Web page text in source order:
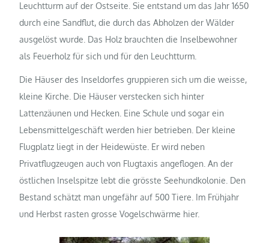
Leuchtturm auf der Ostseite. Sie entstand um das Jahr 1650
durch eine Sandflut, die durch das Abholzen der Wälder
ausgelöst wurde. Das Holz brauchten die Inselbewohner
als Feuerholz für sich und für den Leuchtturm
Die Häuser des Inseldorfes gruppieren sich um die weisse,
kleine Kirche. Die Häuser verstecken sich hinter
Lattenzäunen und Hecken. Eine Schule und sogar ein
Lebensmittelgeschäft werden hier betrieben. Der kleine
Flugplatz liegt in der Heidewüste. Er wird neben
Privatflugzeugen auch von Flugtaxis angeflogen. An der
östlichen Inselspitze lebt die grösste Seehundkolonie. Den
Bestand schätzt man ungefähr auf 500 Tiere. Im Frühjahr
und Herbst rasten grosse Vogelschwärme hier.